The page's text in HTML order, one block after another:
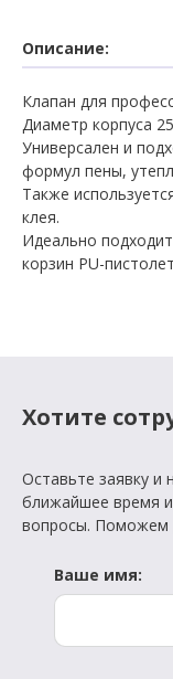
Описание:
Клапан для
Диаметр корпуса
Универсален и
формул пены,
Также
клея.
Идеально
корзин PU-
Хотите
Оставьте заявку
ближайшее время
вопросы. Поможем
Ваше имя: